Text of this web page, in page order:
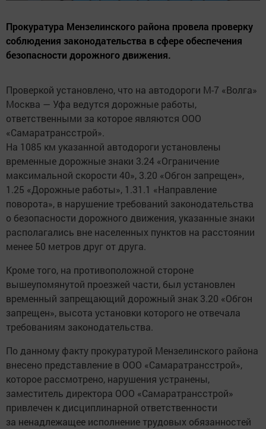
Прокуратура Мензелинского района провела проверку
соблюдения законодательства в сфере обеспечения
безопасности дорожного движения.
Проверкой установлено, что на автодороги М-7 «Волга»
Москва — Уфа ведутся дорожные работы,
ответственными за которое являются ООО
«Самаратрансстрой».
На 1085 км указанной автодороги установлены
временные дорожные знаки 3.24 «Ограничение
максимальной скорости 40», 3.20 «Обгон запрещен»,
1.25 «Дорожные работы», 1.31.1 «Направление
поворота», в нарушение требований законодательства
о безопасности дорожного движения, указанные знаки
располагались вне населенных пунктов на расстоянии
менее 50 метров друг от друга.
Кроме того, на противоположной стороне
вышеупомянутой проезжей части, был установлен
временный запрещающий дорожный знак 3.20 «Обгон
запрещен», высота установки которого не отвечала
требованиям законодательства.
По данному факту прокуратурой Мензелинского района
внесено представление в ООО «Самаратрансстрой»,
которое рассмотрено, нарушения устранены,
заместитель директора ООО «Самаратрансстрой»
привлечен к дисциплинарной ответственности
за ненадлежащее исполнение трудовых обязанностей